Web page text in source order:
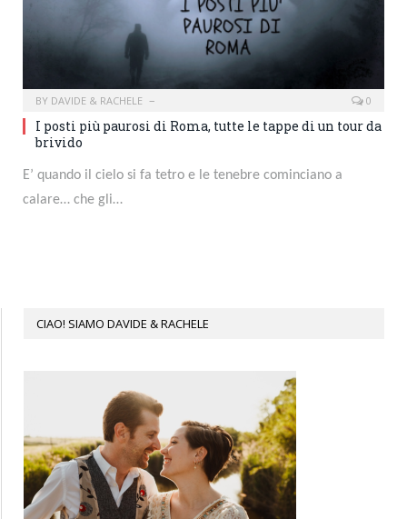
BY DAVIDE & RACHELE 0
I posti più paurosi di Roma, tutte le tappe di un tour da
brivido
E’ quando il cielo si fa tetro e le tenebre cominciano a
calare… che gli…
CIAO! SIAMO DAVIDE & RACHELE